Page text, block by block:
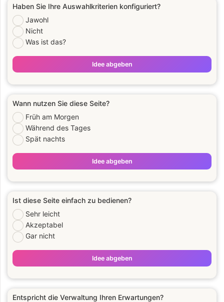
Haben Sie Ihre Auswahlkriterien konfiguriert?
Jawohl
Nicht
Was ist das?
Idee abgeben
Wann nutzen Sie diese Seite?
Früh am Morgen
Während des Tages
Spät nachts
Idee abgeben
Ist diese Seite einfach zu bedienen?
Sehr leicht
Akzeptabel
Gar nicht
Idee abgeben
Entspricht die Verwaltung Ihren Erwartungen?